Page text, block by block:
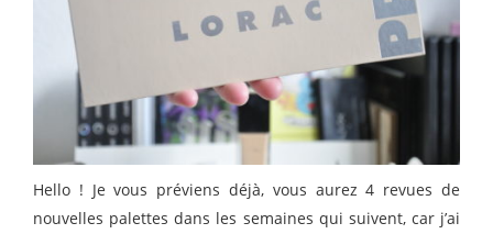
Hello ! Je vous préviens déjà, vous aurez 4 revues de
nouvelles palettes dans les semaines qui suivent, car j’ai